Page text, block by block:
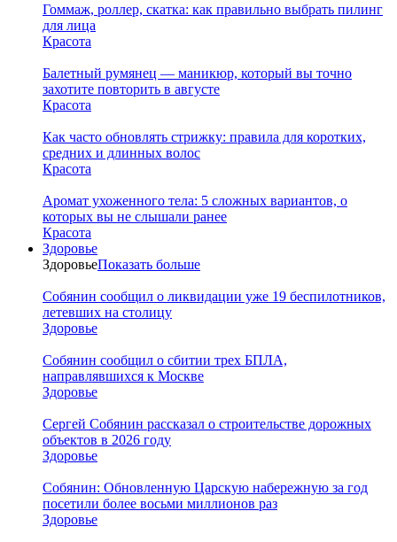
Гоммаж, роллер, скатка: как правильно выбрать пилинг
для лица
Красота
Балетный румянец — маникюр, который вы точно
захотите повторить в августе
Красота
Как часто обновлять стрижку: правила для коротких,
средних и длинных волос
Красота
Аромат ухоженного тела: 5 сложных вариантов, о
которых вы не слышали ранее
Красота
Здоровье
ЗдоровьеПоказать больше
Собянин сообщил о ликвидации уже 19 беспилотников,
летевших на столицу
Здоровье
Собянин сообщил о сбитии трех БПЛА,
направлявшихся к Москве
Здоровье
Сергей Собянин рассказал о строительстве дорожных
объектов в 2026 году
Здоровье
Собянин: Обновленную Царскую набережную за год
посетили более восьми миллионов раз
Здоровье